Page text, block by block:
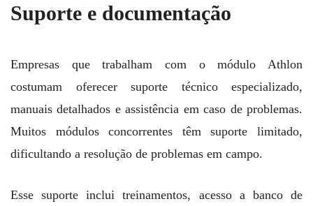
Suporte e documentação
Empresas que trabalham com o módulo Athlon
costumam oferecer suporte técnico especializado,
manuais detalhados e assistência em caso de problemas.
Muitos módulos concorrentes têm suporte limitado,
dificultando a resolução de problemas em campo.
Esse suporte inclui treinamentos, acesso a banco de